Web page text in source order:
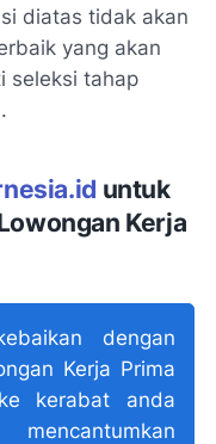
diatas tidak akan
yang akan
seleksi tahap
untuk
Kerja
dengan
Kerja Prima
kerabat anda